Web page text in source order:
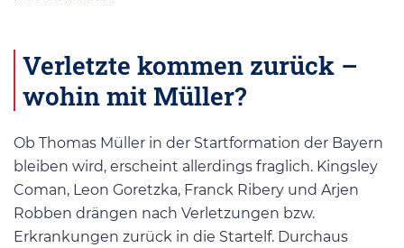
Verletzte kommen zurück –
wohin mit Müller?
Ob Thomas Müller in der Startformation der Bayern
bleiben wird, erscheint allerdings fraglich. Kingsley
Coman, Leon Goretzka, Franck Ribery und Arjen
Robben drängen nach Verletzungen bzw.
Erkrankungen zurück in die Startelf. Durchaus